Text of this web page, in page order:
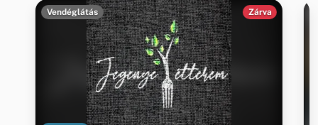
Vendéglátás Zárva